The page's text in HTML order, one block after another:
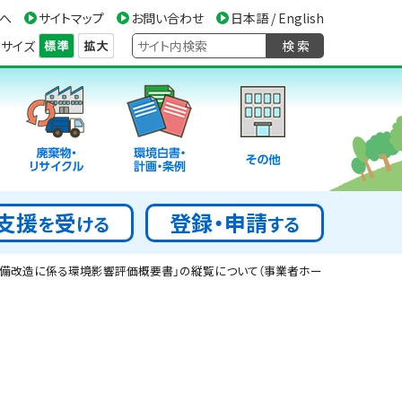
サイトマップ お問い合わせ
日本語 / English
イズ 検 索
廃棄物・
リサイクル
環境白書・
計画・条例
その他
援を受ける 登録・申請する
改造に係る環境影響評価概要書」の縦覧について（事業者ホー